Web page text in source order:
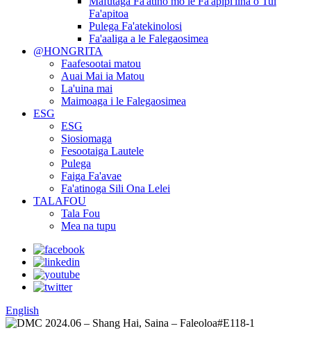
Fa'apitoa
Pulega Fa'atekinolosi
Fa'aaliga a le Falegaosimea
@HONGRITA
Faafesootai matou
Auai Mai ia Matou
La'uina mai
Maimoaga i le Falegaosimea
ESG
ESG
Siosiomaga
Fesootaiga Lautele
Pulega
Faiga Fa'avae
Fa'atinoga Sili Ona Lelei
TALAFOU
Tala Fou
Mea na tupu
English